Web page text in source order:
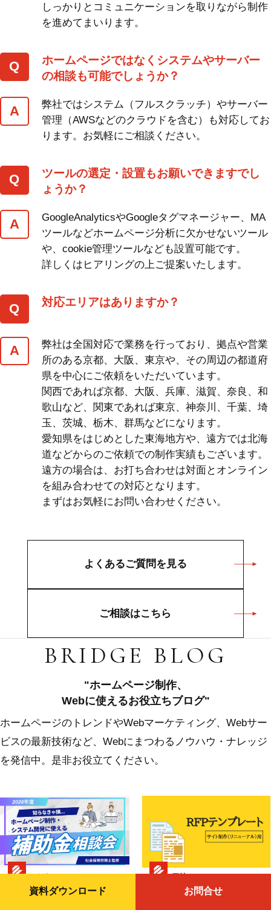
しっかりとコミュニケーションを取りながら制作
を進めてまいります。
ホームページではなくシステムやサーバー
の相談も可能でしょうか？
弊社ではシステム（フルスクラッチ）やサーバー
管理（AWSなどのクラウドを含む）も対応してお
ります。お気軽にご相談ください。
ツールの選定・設置もお願いできますでし
ょうか？
GoogleAnalyticsやGoogleタグマネージャー、MA
ツールなどホームページ分析に欠かせないツール
や、cookie管理ツールなども設置可能です。
詳しくはヒアリングの上ご提案いたします。
対応エリアはありますか？
弊社は全国対応で業務を行っており、拠点や営業
所のある京都、大阪、東京や、その周辺の都道府
県を中心にご依頼をいただいています。
関西であれば京都、大阪、兵庫、滋賀、奈良、和
歌山など、関東であれば東京、神奈川、千葉、埼
玉、茨城、栃木、群馬などになります。
愛知県をはじめとした東海地方や、遠方では北海
道などからのご依頼での制作実績もございます。
遠方の場合は、お打ち合わせは対面とオンライン
を組み合わせての対応となります。
まずはお気軽にお問い合わせください。
よくあるご質問を見る
ご相談はこちら
BRIDGE BLOG
"ホームページ制作、
Webに使えるお役立ちブログ"
ホームページのトレンドやWebマーケティング、Webサー
ビスの最新技術など、Webにまつわるノウハウ・ナレッジ
を発信中。是非お役立てください。
資料ダウンロード お問合せ